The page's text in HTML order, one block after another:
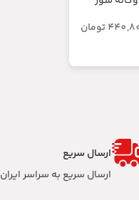
تومان
ارسال سریع
ارسال سریع به سراسر ایران